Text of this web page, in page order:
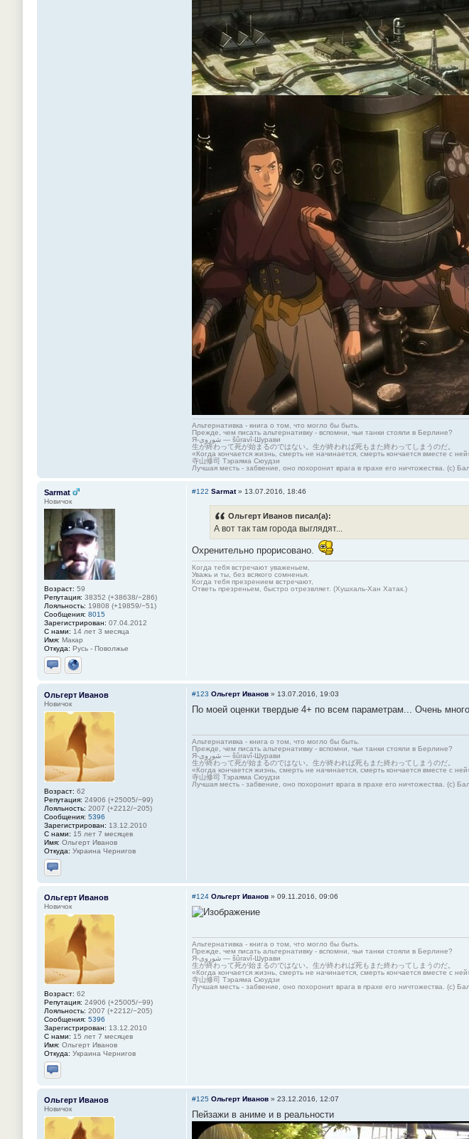
Альтернативка - книга о том, что могло бы быть.
Прежде, чем писать альтернативку - вспомни, чьи танки стояли в Берлине?
Я-شوروی — šûravî-Шурави
生が終わって死が始まるのではない。生が終われば死もまた終わってしまうのだ。
«Когда кончается жизнь, смерть не начинается, смерть кончается вместе с
寺山修司 Тэраяма Сюудзи
Лучшая месть - забвение, оно похоронит врага в прахе его ничтожества. (с)
Sarmat
Новичок
Возраст: 59
Репутация: 38352 (+38638/−286)
Лояльность: 19808 (+19859/−51)
Сообщения: 8015
Зарегистрирован: 07.04.2012
С нами: 14 лет 3 месяца
Имя: Макар
Откуда: Русь - Поволжье
Отправить личное сообщение
Сайт
#122 Sarmat» 13.07.2016, 18:46
Ольгерт Иванов писал(а):
А вот так там города выглядят...
Охренительно прорисовано.
Когда тебя встречают уваженьем,
Уважь и ты, без всякого сомненья.
Когда тебя презрением встречают,
Ответь презреньем, быстро отрезвляет. (Хушхаль-Хан Хатак.)
Ольгерт Иванов
Новичок
Возраст: 62
Репутация: 24906 (+25005/−99)
Лояльность: 2007 (+2212/−205)
Сообщения: 5396
Зарегистрирован: 13.12.2010
С нами: 15 лет 7 месяцев
Имя: Ольгерт Иванов
Откуда: Украина Чернигов
Отправить личное сообщение
#123 Ольгерт Иванов » 13.07.2016, 19:03
По моей оценки твердые 4+ по всем параметрам... Очень
Альтернативка - книга о том, что могло бы быть.
Прежде, чем писать альтернативку - вспомни, чьи танки стояли в Берлине?
Я-شوروی — šûravî-Шурави
生が終わって死が始まるのではない。生が終われば死もまた終わってしまうのだ。
«Когда кончается жизнь, смерть не начинается, смерть кончается вместе с
寺山修司 Тэраяма Сюудзи
Лучшая месть - забвение, оно похоронит врага в прахе его ничтожества. (с)
Ольгерт Иванов
Новичок
Возраст: 62
Репутация: 24906 (+25005/−99)
Лояльность: 2007 (+2212/−205)
Сообщения: 5396
Зарегистрирован: 13.12.2010
С нами: 15 лет 7 месяцев
Имя: Ольгерт Иванов
Откуда: Украина Чернигов
Отправить личное сообщение
#124 Ольгерт Иванов » 09.11.2016, 09:06
Альтернативка - книга о том, что могло бы быть.
Прежде, чем писать альтернативку - вспомни, чьи танки стояли в Берлине?
Я-شوروی — šûravî-Шурави
生が終わって死が始まるのではない。生が終われば死もまた終わってしまうのだ。
«Когда кончается жизнь, смерть не начинается, смерть кончается вместе с
寺山修司 Тэраяма Сюудзи
Лучшая месть - забвение, оно похоронит врага в прахе его ничтожества. (с)
Ольгерт Иванов
Новичок
#125 Ольгерт Иванов » 23.12.2016, 12:07
Пейзажи в аниме и в реальности